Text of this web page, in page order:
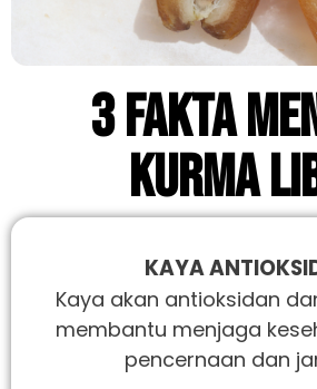
3 FAKTA
KURMA
KAYA
Kaya akan antioksidan
membantu menjaga
pencernaan dan